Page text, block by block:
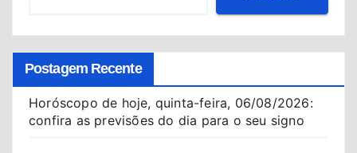
Postagem Recente
Horóscopo de hoje, quinta-feira, 06/08/2026:
confira as previsões do dia para o seu signo